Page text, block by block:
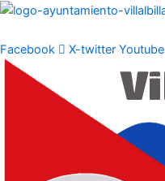
Ir
contenido
Facebook X-twitter Youtube